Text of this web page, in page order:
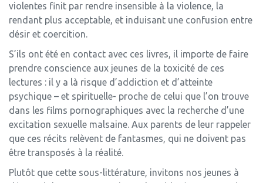
violentes finit par rendre insensible à la violence, la
rendant plus acceptable, et induisant une confusion entre
désir et coercition.
S’ils ont été en contact avec ces livres, il importe de faire
prendre conscience aux jeunes de la toxicité de ces
lectures : il y a là risque d’addiction et d’atteinte
psychique – et spirituelle- proche de celui que l’on trouve
dans les films pornographiques avec la recherche d’une
excitation sexuelle malsaine. Aux parents de leur rappeler
que ces récits relèvent de fantasmes, qui ne doivent pas
être transposés à la réalité.
Plutôt que cette sous-littérature, invitons nos jeunes à